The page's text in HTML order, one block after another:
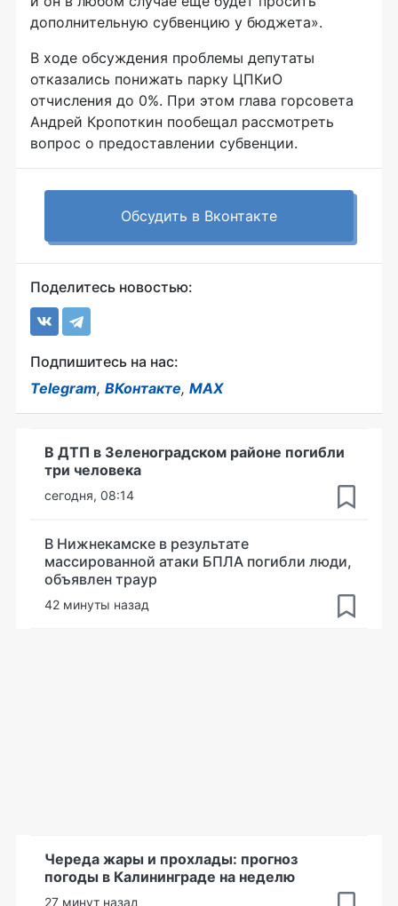
дополнительную субвенцию у бюджета».
В ходе обсуждения проблемы депутаты
отказались понижать парку ЦПКиО
отчисления до 0%. При этом глава горсовета
Андрей Кропоткин пообещал рассмотреть
вопрос о предоставлении субвенции.
Обсудить в Вконтакте
Поделитесь новостью:
Подпишитесь на нас:
Telegram, ВКонтакте, MAX
В ДТП в Зеленоградском районе погибли
три человека
сегодня, 08:14
В Нижнекамске в результате
массированной атаки БПЛА погибли люди,
объявлен траур
42 минуты назад
Череда жары и прохлады: прогноз
погоды в Калининграде на неделю
27 минут назад